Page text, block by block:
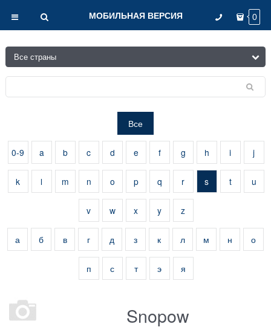
МОБИЛЬНАЯ ВЕРСИЯ 0
Все
0-9 a b c d e f g h i j
k l m n o p q r s t u
v w x y z
а б в г д з к л м н о
п с т э я
Snopow